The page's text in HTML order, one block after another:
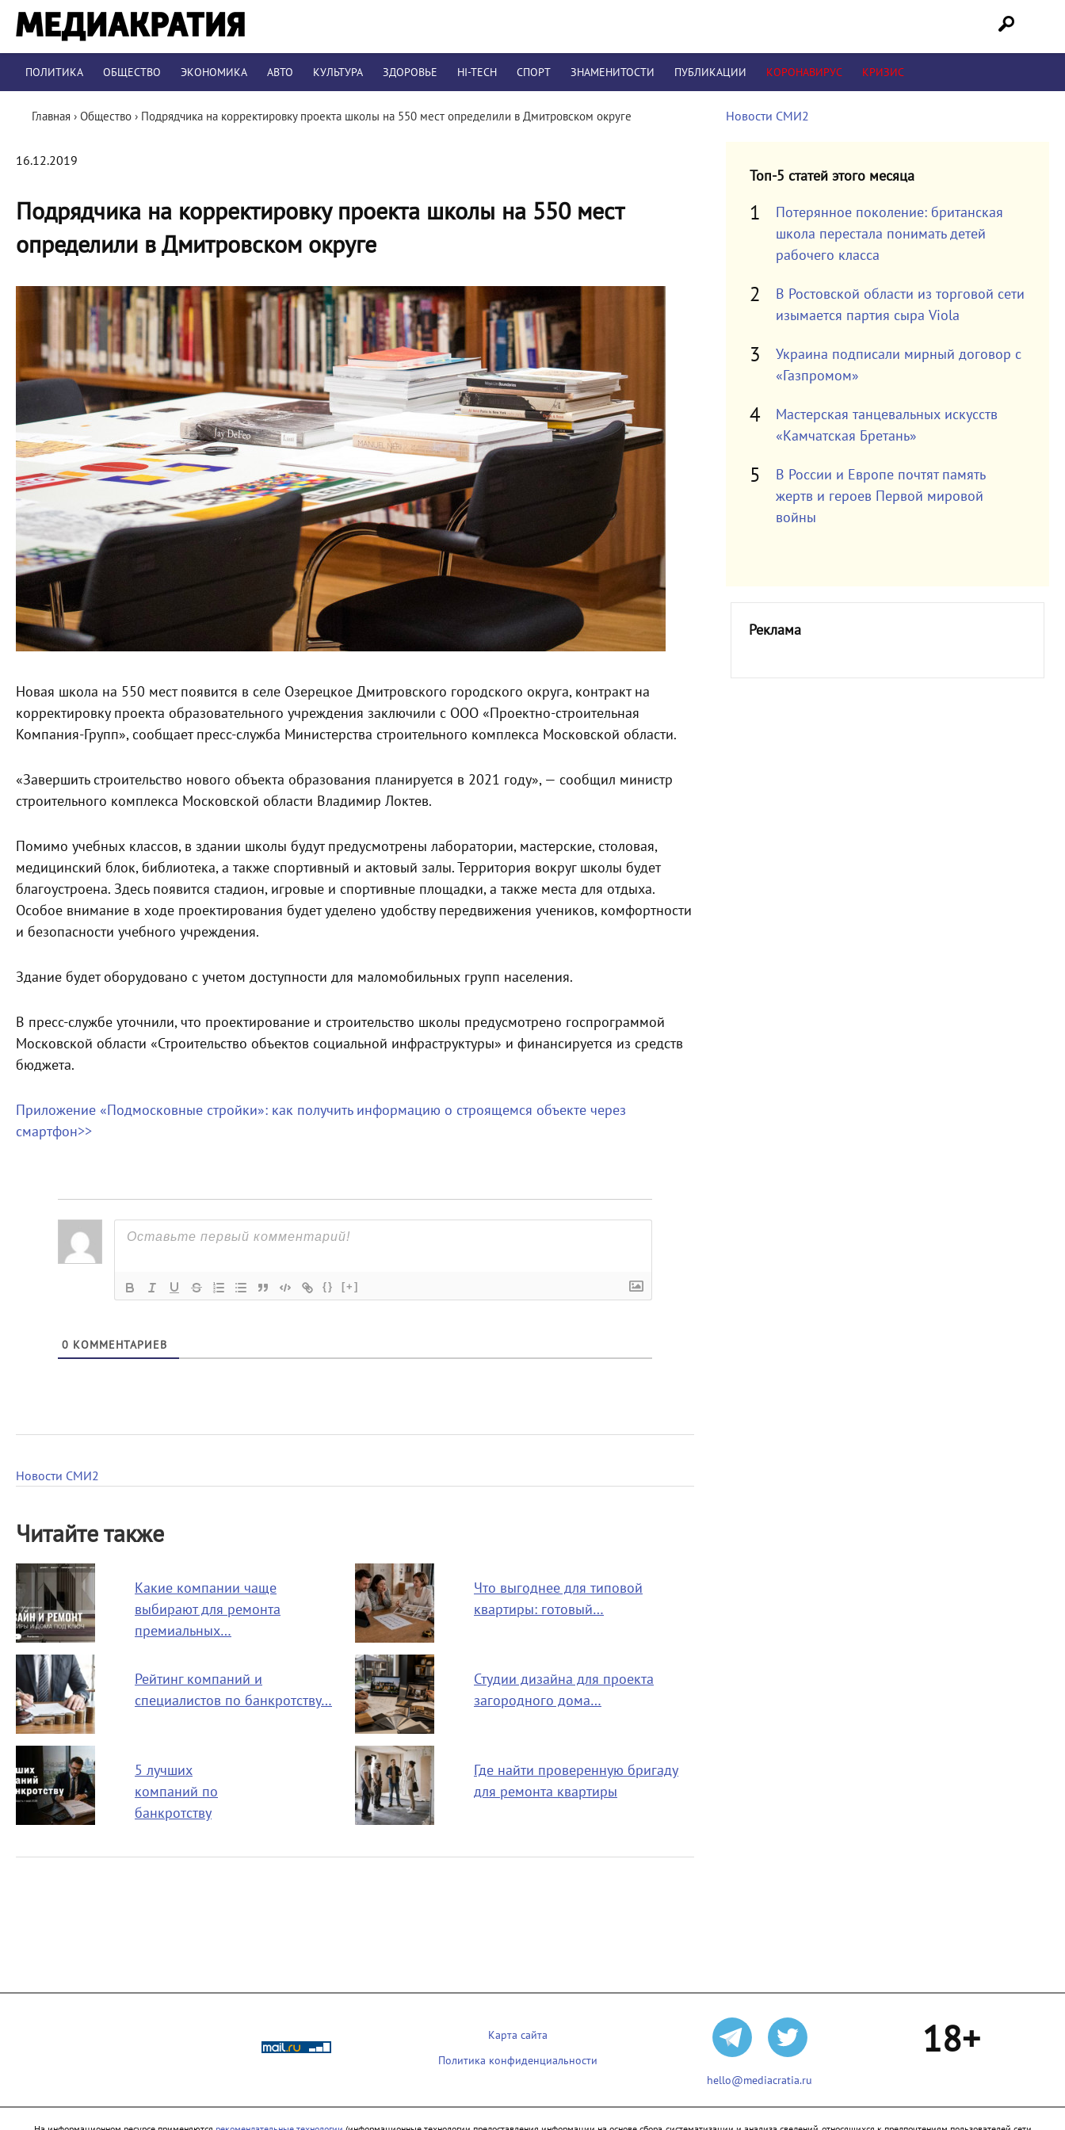
ПОЛИТИКА ОБЩЕСТВО ЭКОНОМИКА АВТО КУЛЬТУРА ЗДОРОВЬЕ HI-TECH СПОРТ ЗНАМЕНИТОСТИ ПУБЛИКАЦИИ КОРОНАВИРУС КРИЗИС
Главная › Общество › Подрядчика на корректировку проекта школы на 550 мест определили в Дмитровском округе
16.12.2019
Подрядчика на корректировку проекта школы на 550 мест
определили в Дмитровском округе
Новая школа на 550 мест появится в селе Озерецкое Дмитровского городского округа, контракт на
корректировку проекта образовательного учреждения заключили с ООО «Проектно-строительная
Компания-Групп», сообщает пресс-служба Министерства строительного комплекса Московской области.
«Завершить строительство нового объекта образования планируется в 2021 году», — сообщил министр
строительного комплекса Московской области Владимир Локтев.
Помимо учебных классов, в здании школы будут предусмотрены лаборатории, мастерские, столовая,
медицинский блок, библиотека, а также спортивный и актовый залы. Территория вокруг школы будет
благоустроена. Здесь появится стадион, игровые и спортивные площадки, а также места для отдыха.
Особое внимание в ходе проектирования будет уделено удобству передвижения учеников, комфортности
и безопасности учебного учреждения.
Здание будет оборудовано с учетом доступности для маломобильных групп населения.
В пресс-службе уточнили, что проектирование и строительство школы предусмотрено госпрограммой
Московской области «Строительство объектов социальной инфраструктуры» и финансируется из средств
бюджета.
Приложение «Подмосковные стройки»: как получить информацию о строящемся объекте через
смартфон>>
{} [+]
0 КОММЕНТАРИЕВ
Новости СМИ2
Читайте также
Какие компании чаще
выбирают для ремонта
премиальных…
Что выгоднее для типовой
квартиры: готовый…
Рейтинг компаний и
специалистов по банкротству…
Студии дизайна для проекта
загородного дома…
5 лучших
компаний по
банкротству
Где найти проверенную бригаду
для ремонта квартиры
Новости СМИ2
Топ-5 статей этого месяца
Потерянное поколение: британская
школа перестала понимать детей
рабочего класса
В Ростовской области из торговой сети
изымается партия сыра Viola
Украина подписали мирный договор с
«Газпромом»
Мастерская танцевальных искусств
«Камчатская Бретань»
В России и Европе почтят память
жертв и героев Первой мировой
войны
Реклама
Карта сайта
Политика конфиденциальности
hello@mediacratia.ru
18+